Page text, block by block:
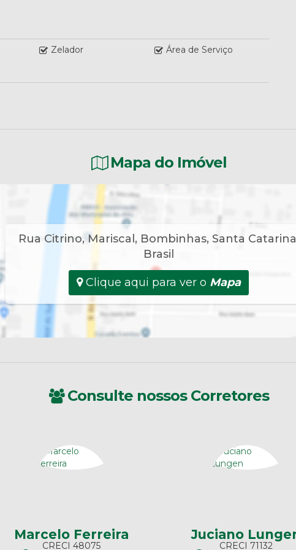
Zelador Área de Serviço
Mapa do Imóvel
Rua Citrino, Mariscal , Bombinhas, Santa Catarina
Brasil
Clique aqui para ver o Mapa
Consulte nossos Corretores
Marcelo Ferreira
CRECI 48075
Juciano
CRECI 71132